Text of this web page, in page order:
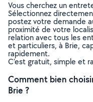
Vous cherchez un
Sélectionnez
postez votre demande
proximité de votre
relation avec tous les
et particuliers, à Brie,
rapidement.
C’est gratuit, simple et
Comment bien
Brie ?